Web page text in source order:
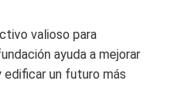
valioso para
ayuda a mejorar
edificar un futuro más